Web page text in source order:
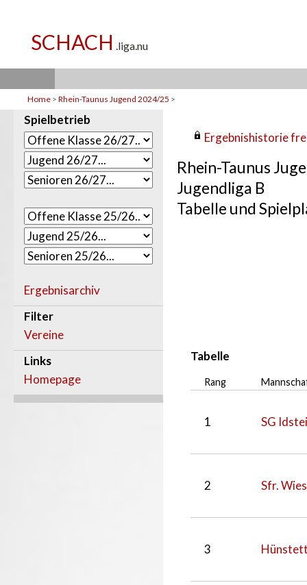
Home > Rhein-Taunus Jugend 2024/25 >
Spielbetrieb
Ergebnisarchiv
Filter
Vereine
Links
Homepage
Ergebnishistorie
Rhein-Taunus
Jugendliga B
Tabelle und
Tabelle
Rang
1 SG
2 Sfr.
3